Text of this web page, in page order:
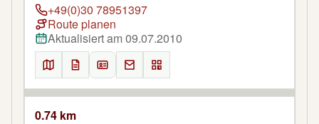
+49(0)30 78951397
Route planen
Aktualisiert am 09.07.2010
0.74 km